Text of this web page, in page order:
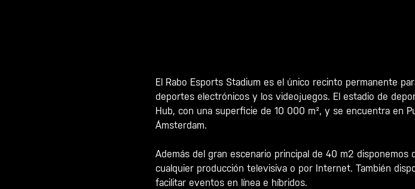
El Rabo Esports Stadium es el único recinto permanente
deportes electrónicos y los videojuegos. El estadio de
Hub, con una superficie de 10 000 m², y se encuentra en
Ámsterdam.
Además del gran escenario principal de 40 m2 disponemos
cualquier producción televisiva o por Internet. También
facilitar eventos en línea e híbridos.